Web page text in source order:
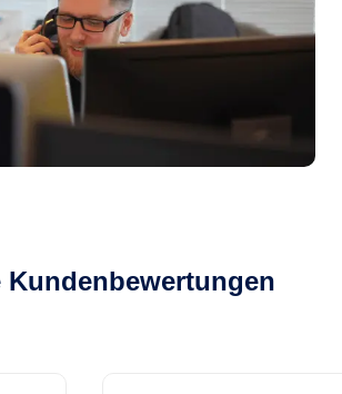
Kundenbewertungen